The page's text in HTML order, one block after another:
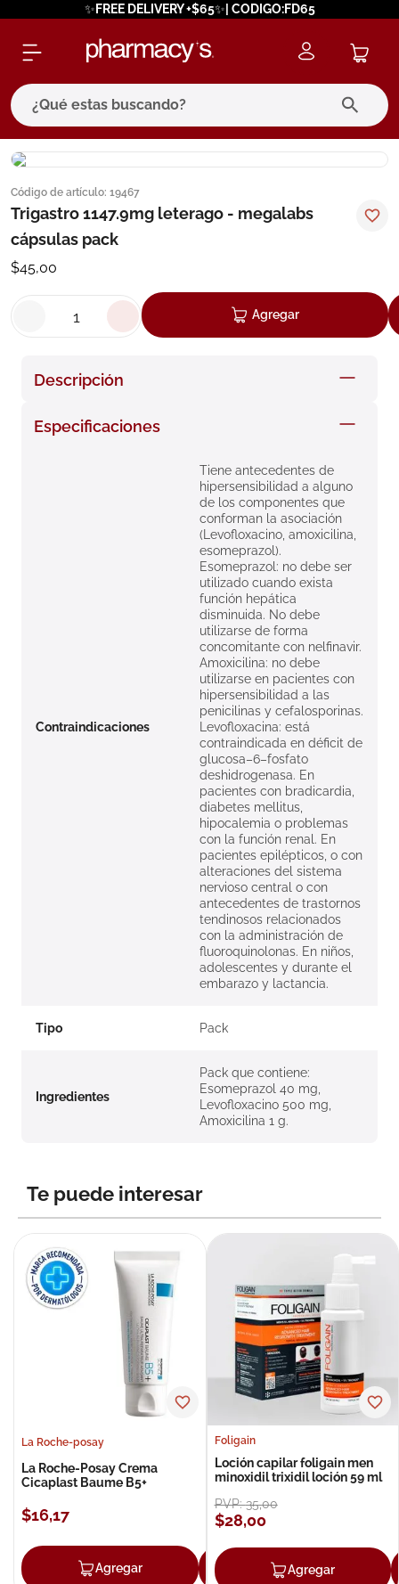
✨FREE DELIVERY +$65✨| CODIGO:FD65
¿Qué estas buscando?
Código de artículo: 19467
Trigastro 1147.9mg leterago - megalabs
cápsulas pack
$45,00
Agregar
Descripción
Especificaciones
Contraindicaciones
Tiene antecedentes de
hipersensibilidad a alguno
de los componentes que
conforman la asociación
(Levofloxacino, amoxicilina,
esomeprazol).
Esomeprazol: no debe ser
utilizado cuando exista
función hepática
disminuida. No debe
utilizarse de forma
concomitante con nelfinavir.
Amoxicilina: no debe
utilizarse en pacientes con
hipersensibilidad a las
penicilinas y cefalosporinas.
Levofloxacina: está
contraindicada en déficit de
glucosa–6–fosfato
deshidrogenasa. En
pacientes con bradicardia,
diabetes mellitus,
hipocalemia o problemas
con la función renal. En
pacientes epilépticos, o con
alteraciones del sistema
nervioso central o con
antecedentes de trastornos
tendinosos relacionados
con la administración de
fluoroquinolonas. En niños,
adolescentes y durante el
embarazo y lactancia.
Tipo Pack
Ingredientes
Pack que contiene:
Esomeprazol 40 mg,
Levofloxacino 500 mg,
Amoxicilina 1 g.
Te puede interesar
La Roche-posay
La Roche-Posay Crema
Cicaplast Baume B5+
$16,17
Agregar Agregar
Foligain
Loción capilar foligain men
minoxidil trixidil loción 59 ml
PVP:35,00
$28,00
Agregar
términos más buscados
1. eucerin
cerave
7. isdin
roche posay